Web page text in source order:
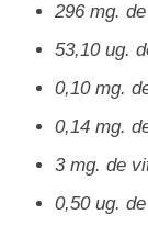
296 mg.
53,10 ug.
0,10 mg.
0,14 mg.
3 mg. de
0,50 ug.